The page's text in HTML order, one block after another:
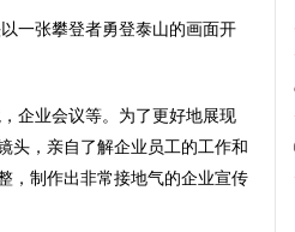
一张攀登者勇登泰山的画面开
企业会议等。为了更好地展现
头，亲自了解企业员工的工作和
，制作出非常接地气的企业宣传